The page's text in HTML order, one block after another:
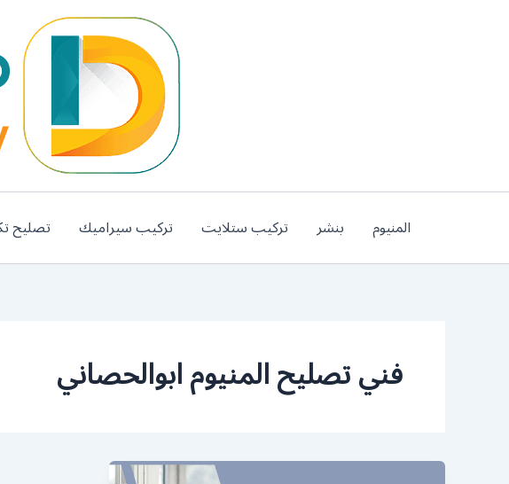
المنيوم بنشر تركيب ستلايت تركيب سيراميك تصليح
فني تصليح المنيوم ابوالحصاني